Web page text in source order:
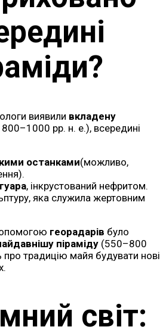
виявили вкладену
рр. н. е.), всередині
останками(можливо,
, інкрустований нефритом.
яка служила жертовним
георадарів було
піраміду (550–800
про традицію майя будувати нові
світ: